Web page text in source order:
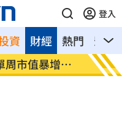
登入
資 熱門 影音
財經
市值暴增千
許富